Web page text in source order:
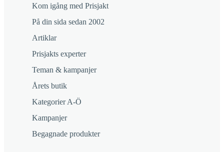
Kom igång med Prisjakt
På din sida sedan 2002
Artiklar
Prisjakts experter
Teman & kampanjer
Årets butik
Kategorier A-Ö
Kampanjer
Begagnade produkter